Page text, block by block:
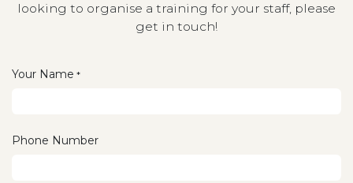
looking to organise a training for your staff, please
get in touch!
Your Name *
Phone Number